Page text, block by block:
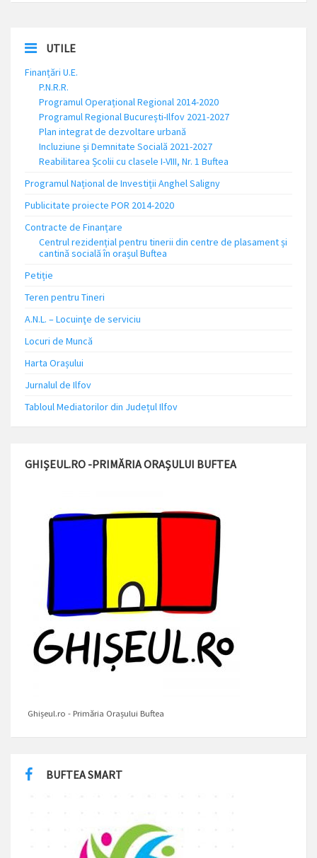
UTILE
Finanțări U.E.
P.N.R.R.
Programul Operațional Regional 2014-2020
Programul Regional București-Ilfov 2021-2027
Plan integrat de dezvoltare urbană
Incluziune și Demnitate Socială 2021-2027
Reabilitarea Școlii cu clasele I-VIII, Nr. 1 Buftea
Programul Național de Investiții Anghel Saligny
Publicitate proiecte POR 2014-2020
Contracte de Finanțare
Centrul rezidențial pentru tinerii din centre de plasament și
cantină socială în orașul Buftea
Petiție
Teren pentru Tineri
A.N.L. – Locuinţe de serviciu
Locuri de Muncă
Harta Orașului
Jurnalul de Ilfov
Tabloul Mediatorilor din Județul Ilfov
GHIȘEUL.RO -PRIMĂRIA ORAȘULUI BUFTEA
Ghișeul.ro - Primăria Orașului Buftea
BUFTEA SMART